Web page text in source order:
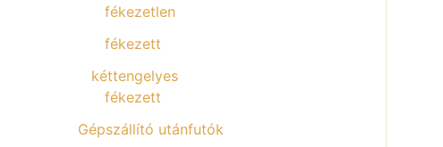
fékezetlen
fékezett
kéttengelyes
fékezett
Gépszállító utánfutók